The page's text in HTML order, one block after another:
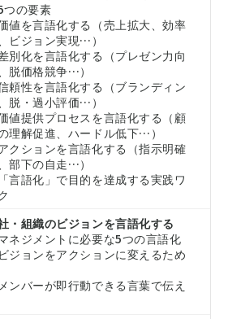
つの要素
値を言語化する（売上拡大、効率
ビジョン実現…）
別化を言語化する（プレゼン力向
脱価格競争…）
頼性を言語化する（ブランディン
脱・過小評価…）
値提供プロセスを言語化する（顧
理解促進、ハードル低下…）
クションを言語化する（指示明確
部下の自走…）
言語化」で目的を達成する実践ワ
・組織のビジョンを言語化する
ネジメントに必要な5つの言語化
ジョンをアクションに変えるため
ンバーが即行動できる言葉で伝え